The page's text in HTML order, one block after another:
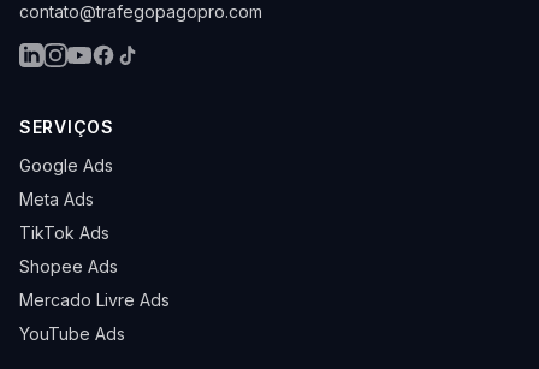
contato@trafegopagopro.com
SERVIÇOS
Google Ads
Meta Ads
TikTok Ads
Shopee Ads
Mercado Livre Ads
YouTube Ads